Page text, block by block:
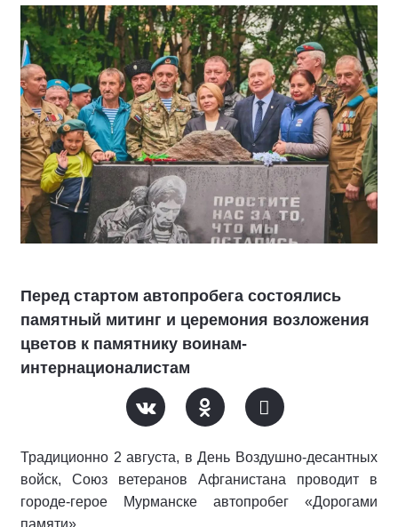
Перед стартом автопробега состоялись
памятный митинг и церемония возложения
цветов к памятнику воинам-
интернационалистам
Традиционно 2 августа, в День Воздушно-десантных
войск, Союз ветеранов Афганистана проводит в
городе-герое Мурманске автопробег «Дорогами
памяти».